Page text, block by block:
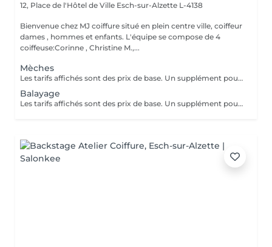
12, Place de l'Hôtel de Ville Esch-sur-Alzette L-4138
Bienvenue chez MJ coiffure situé en plein centre ville, coiffeur
dames , hommes et enfants. L'équipe se compose de 4
coiffeuse:Corinne , Christine M.,...
Mèches
Les tarifs affichés sont des prix de base. Un supplément pourra être facturé selon la longueur ou densité du cheveux.
Balayage
Les tarifs affichés sont des prix de base. Un supplément pourra être facturé selon la longueur ou densité du cheveux.